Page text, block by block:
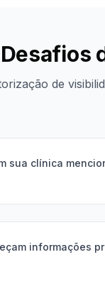
Desafios
de
sua clínica
informações